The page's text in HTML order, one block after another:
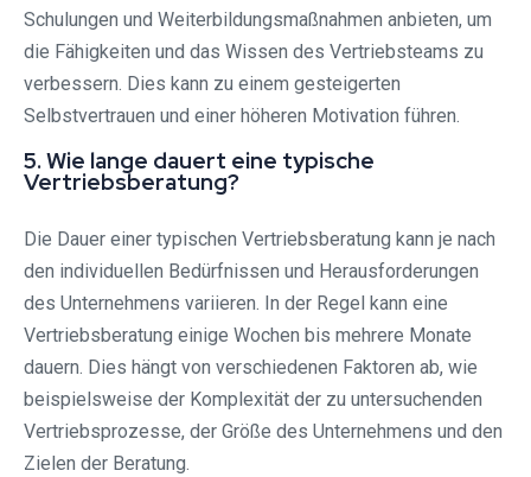
Schulungen und Weiterbildungsmaßnahmen anbieten, um
die Fähigkeiten und das Wissen des Vertriebsteams zu
verbessern. Dies kann zu einem gesteigerten
Selbstvertrauen und einer höheren Motivation führen.
5. Wie lange dauert eine typische
Vertriebsberatung?
Die Dauer einer typischen Vertriebsberatung kann je nach
den individuellen Bedürfnissen und Herausforderungen
des Unternehmens variieren. In der Regel kann eine
Vertriebsberatung einige Wochen bis mehrere Monate
dauern. Dies hängt von verschiedenen Faktoren ab, wie
beispielsweise der Komplexität der zu untersuchenden
Vertriebsprozesse, der Größe des Unternehmens und den
Zielen der Beratung.